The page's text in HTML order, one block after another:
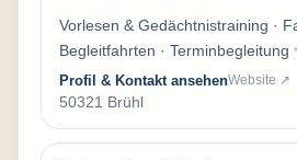
Vorlesen & Gedächtnistraining ·
Begleitfahrten · Terminbegleitung
Profil & Kontakt ansehenWebsite ↗
50321 Brühl